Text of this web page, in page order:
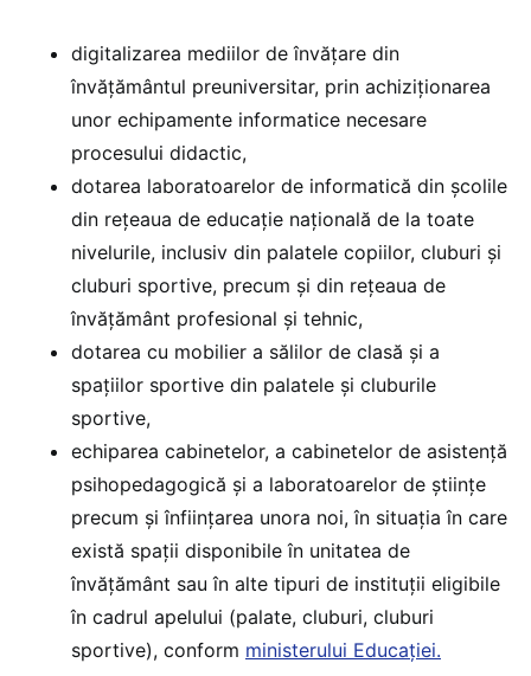
digitalizarea mediilor de învățare din
învățământul preuniversitar, prin achiziționarea
unor echipamente informatice necesare
procesului didactic,
dotarea laboratoarelor de informatică din școlile
din rețeaua de educație națională de la toate
nivelurile, inclusiv din palatele copiilor, cluburi și
cluburi sportive, precum și din rețeaua de
învățământ profesional și tehnic,
dotarea cu mobilier a sălilor de clasă și a
spațiilor sportive din palatele și cluburile
sportive,
echiparea cabinetelor, a cabinetelor de asistență
psihopedagogică și a laboratoarelor de științe
precum și înființarea unora noi, în situația în care
există spații disponibile în unitatea de
învățământ sau în alte tipuri de instituții eligibile
în cadrul apelului (palate, cluburi, cluburi
sportive), conform ministerului Educației.